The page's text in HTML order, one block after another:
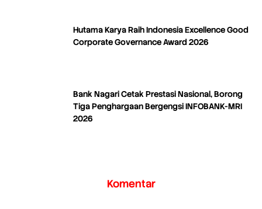
Hutama Karya Raih Indonesia Excellence Good
Corporate Governance Award 2026
Bank Nagari Cetak Prestasi Nasional, Borong
Tiga Penghargaan Bergengsi INFOBANK-MRI
2026
Komentar